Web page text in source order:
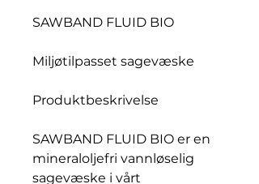
SAWBAND FLUID BIO
Miljøtilpasset sagevæske
Produktbeskrivelse
SAWBAND FLUID BIO er en
mineraloljefri vannløselig
sagevæske i vårt